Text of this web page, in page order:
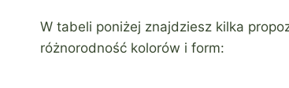
W tabeli poniżej znajdziesz kilka
różnorodność kolorów i form: